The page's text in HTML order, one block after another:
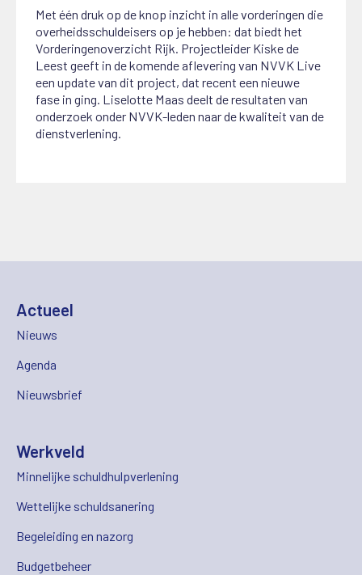
Met één druk op de knop inzicht in alle vorderingen die
overheidsschuldeisers op je hebben: dat biedt het
Vorderingenoverzicht Rijk. Projectleider Kiske de
Leest geeft in de komende aflevering van NVVK Live
een update van dit project, dat recent een nieuwe
fase in ging. Liselotte Maas deelt de resultaten van
onderzoek onder NVVK-leden naar de kwaliteit van de
dienstverlening.
Actueel
Nieuws
Agenda
Nieuwsbrief
Werkveld
Minnelijke schuldhulpverlening
Wettelijke schuldsanering
Begeleiding en nazorg
Budgetbeheer